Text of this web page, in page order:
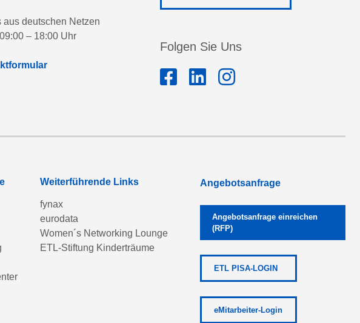
aus deutschen Netzen
– 18:00 Uhr
Folgen Sie Uns
Weiterführende Links
fynax
eurodata
Women´s Networking Lounge
ETL-Stiftung Kinderträume
Angebotsanfrage
Angebotsanfrage einreichen
(RFP)
ETL PISA-LOGIN
eMitarbeiter-Login